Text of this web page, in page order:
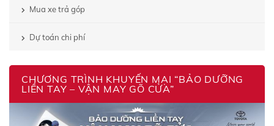
Mua xe trả góp
Dự toán chi phí
CHƯƠNG TRÌNH KHUYẾN MẠI “BẢO DƯỠNG
LIỀN TAY – VẬN MAY GÕ CỬA”